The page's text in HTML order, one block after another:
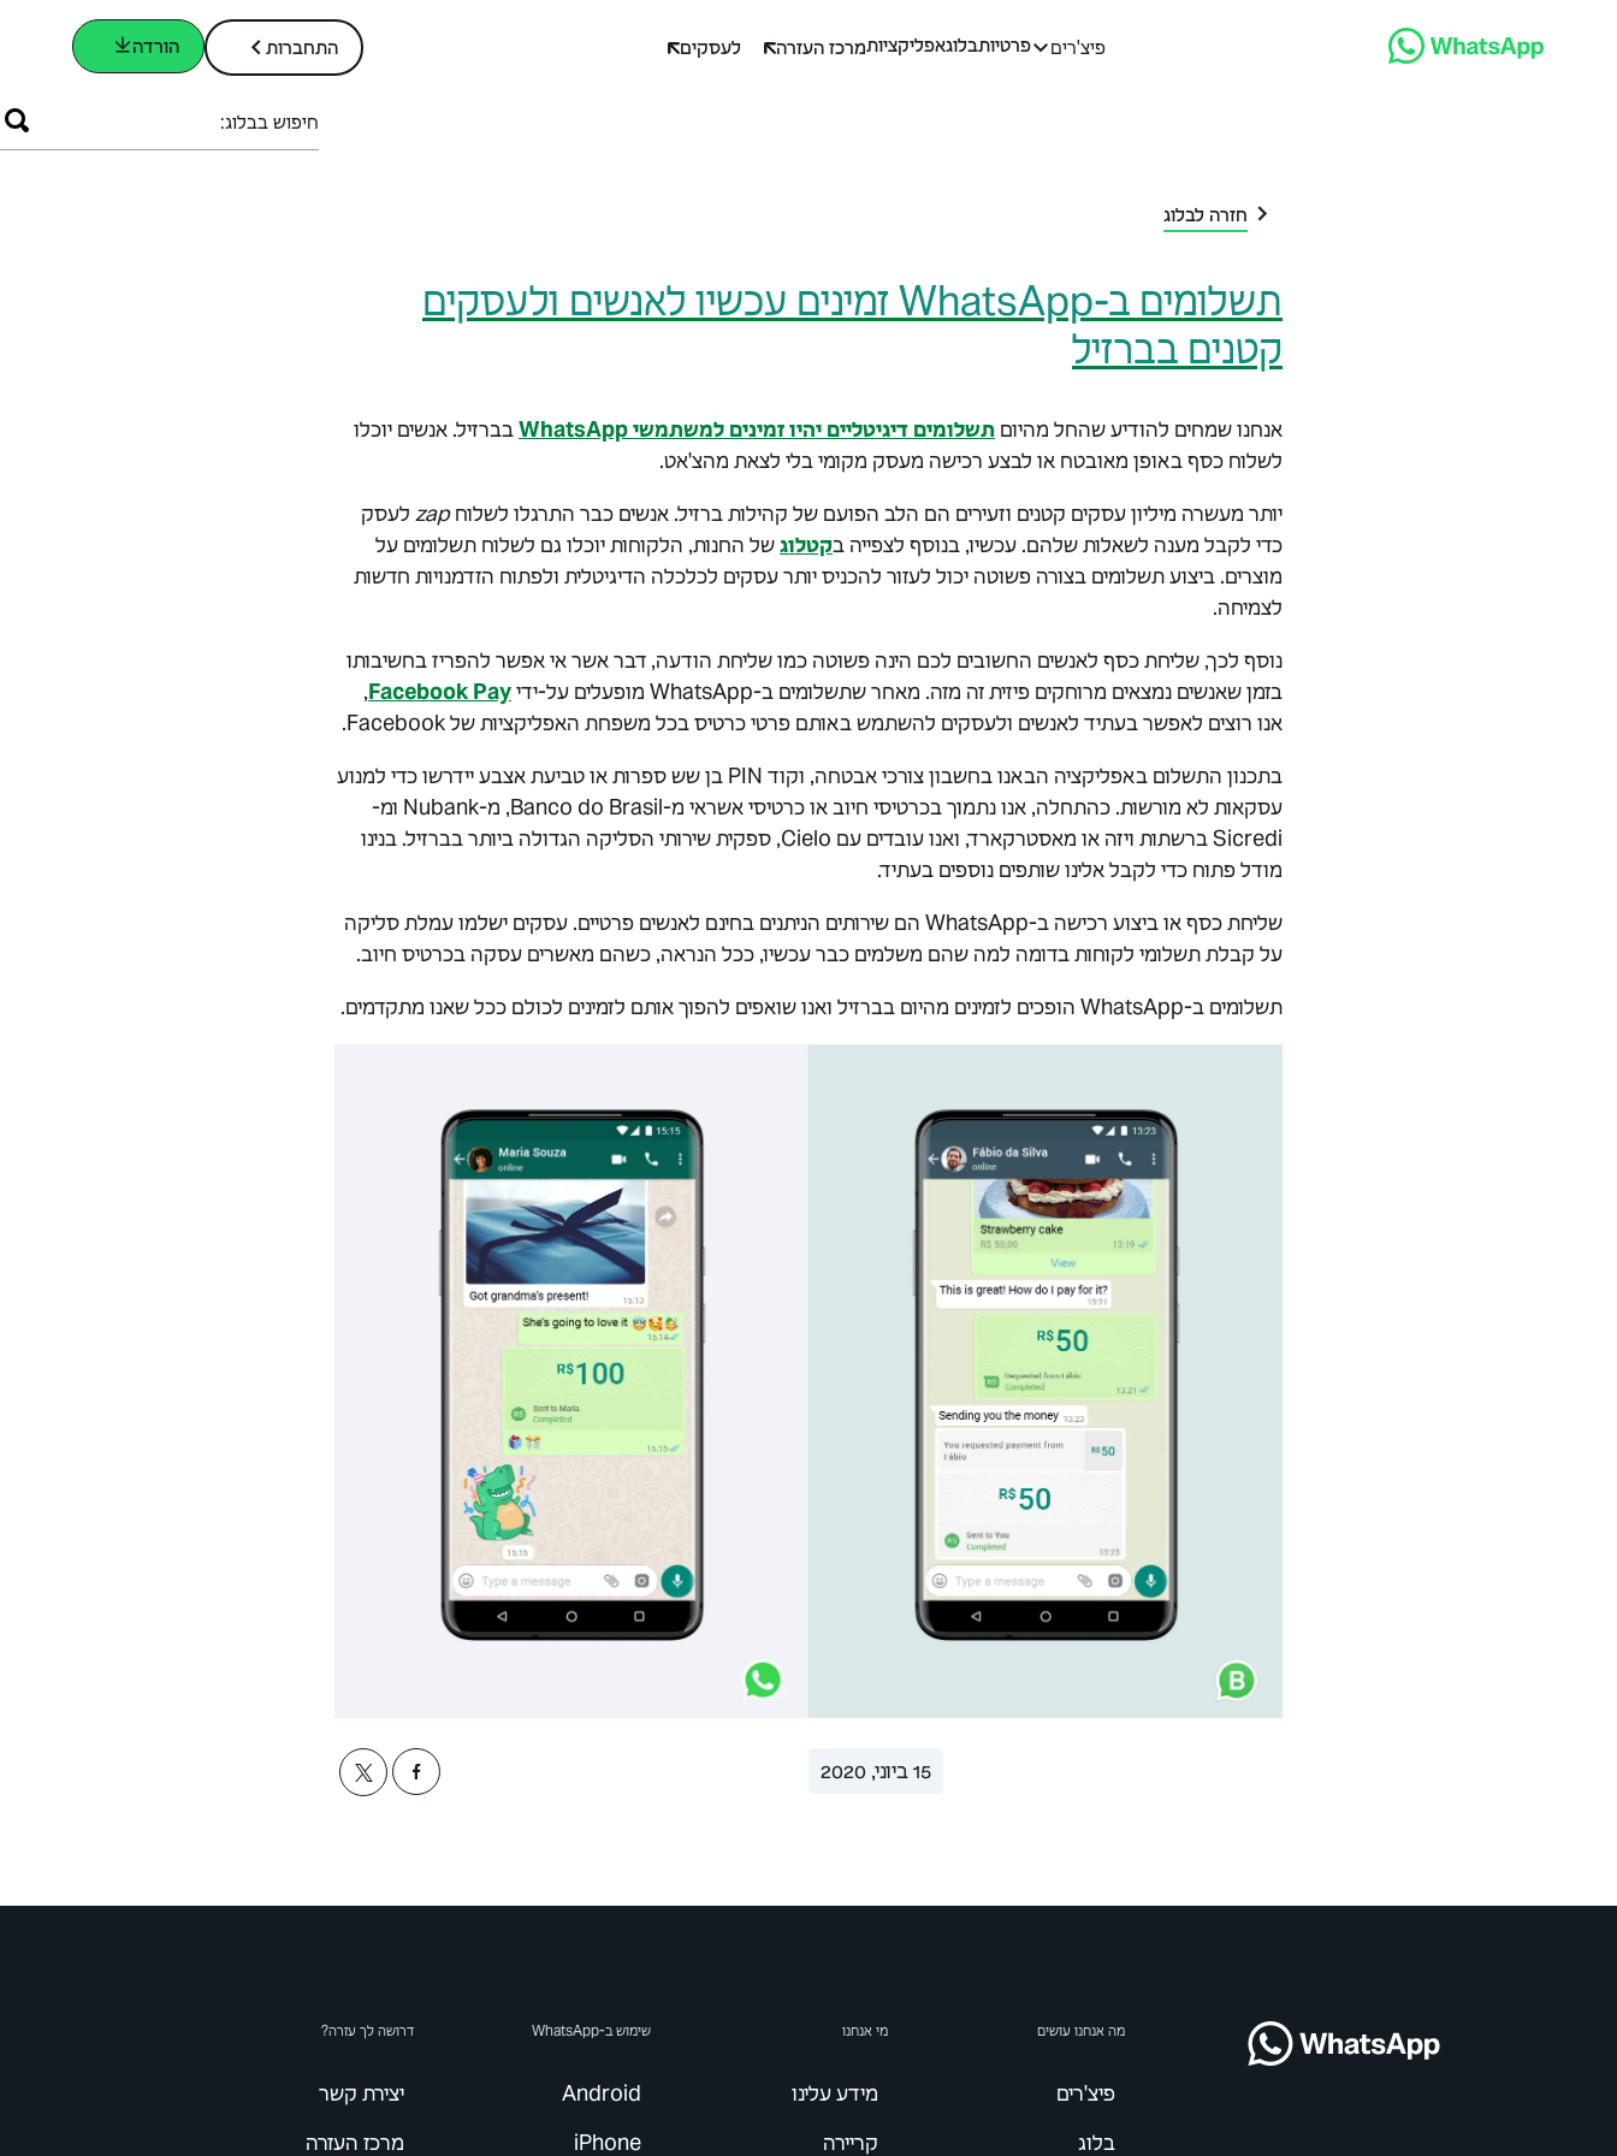
פיצ'רים פרטיותבלוגאפליקציותמרכז העזרה לעסקים התחברות הורדה
חיפוש בבלוג:
חזרה לבלוג
תשלומים ב-WhatsApp זמינים עכשיו לאנשים ולעסקים
קטנים בברזיל
אנחנו שמחים להודיע שהחל מהיום תשלומים דיגיטליים יהיו זמינים למשתמשי WhatsApp
בברזיל. אנשים יוכלו
לשלוח כסף באופן מאובטח או לבצע רכישה מעסק מקומי בלי לצאת מהצ'אט.
יותר מעשרה מיליון עסקים קטנים וזעירים הם הלב הפועם של קהילות ברזיל. אנשים כבר התרגלו לשלוחzap לעסק
כדי לקבל מענה לשאלות שלהם. עכשיו, בנוסף לצפייה בקטלוגשל החנות, הלקוחות יוכלו גם לשלוח תשלומים על
מוצרים. ביצוע תשלומים בצורה פשוטה יכול לעזור להכניס יותר עסקים לכלכלה הדיגיטלית ולפתוח הזדמנויות חדשות
לצמיחה.
נוסף לכך, שליחת כסף לאנשים החשובים לכם הינה פשוטה כמו שליחת הודעה, דבר אשר אי אפשר להפריז בחשיבותו
בזמן שאנשים נמצאים מרוחקים פיזית זה מזה. מאחר שתשלומים ב-WhatsApp מופעלים על-ידי
Facebook Pay
,
אנו רוצים לאפשר בעתיד לאנשים ולעסקים להשתמש באותם פרטי כרטיס בכל משפחת האפליקציות של Facebook.
בתכנון התשלום באפליקציה הבאנו בחשבון צורכי אבטחה, וקוד PIN בן שש ספרות או טביעת אצבע יידרשו כדי למנוע
עסקאות לא מורשות. כהתחלה, אנו נתמוך בכרטיסי חיוב או כרטיסי אשראי מ-Banco do Brasil, מ-Nubank ומ-
Sicredi ברשתות ויזה או מאסטרקארד, ואנו עובדים עם Cielo, ספקית שירותי הסליקה הגדולה ביותר בברזיל. בנינו
מודל פתוח כדי לקבל אלינו שותפים נוספים בעתיד.
שליחת כסף או ביצוע רכישה ב-WhatsApp הם שירותים הניתנים בחינם לאנשים פרטיים. עסקים ישלמו עמלת סליקה
על קבלת תשלומי לקוחות בדומה למה שהם משלמים כבר עכשיו, ככל הנראה, כשהם מאשרים עסקה בכרטיס חיוב.
תשלומים ב-WhatsApp הופכים לזמינים מהיום בברזיל ואנו שואפים להפוך אותם לזמינים לכולם ככל שאנו מתקדמים.
15 ביוני, 2020
מה אנחנו עושים
פיצ'רים
בלוג
מי אנחנו
מידע עלינו
קריירה
שימוש ב-WhatsApp
‏iPhone
דרושה לך עזרה?
יצירת קשר
מרכז העזרה